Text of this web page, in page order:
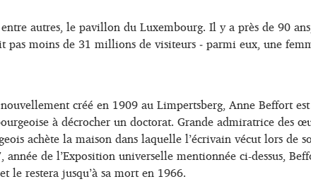
autres, le pavillon du Luxembourg. Il y a près de 90
moins de 31 millions de visiteurs ‒ parmi eux, une
créé en 1909 au Limpertsberg, Anne Beffort est
à décrocher un doctorat. Grande admiratrice des
achète la maison dans laquelle l’écrivain vécut lors de
de l’Exposition universelle mentionnée ci-dessus,
le restera jusqu’à sa mort en 1966.